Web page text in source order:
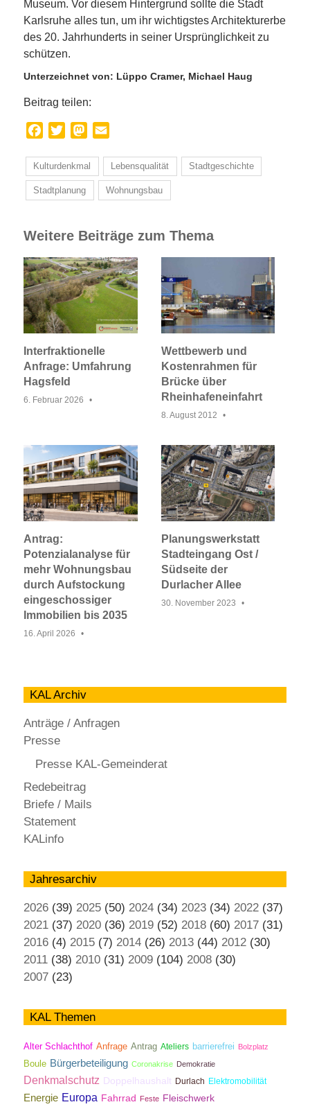
Museum. Vor diesem Hintergrund sollte die Stadt
Karlsruhe alles tun, um ihr wichtigstes Architekturerbe
des 20. Jahrhunderts in seiner Ursprünglichkeit zu
schützen.
Unterzeichnet von: Lüppo Cramer, Michael Haug
Beitrag teilen:
Facebook
TwitterMastodon
Kulturdenkmal Lebensqualität Stadtgeschichte
Stadtplanung Wohnungsbau
Weitere Beiträge zum Thema
Interfraktionelle
Anfrage: Umfahrung
Hagsfeld
6. Februar 2026
Wettbewerb und
Kostenrahmen für
Brücke über
Rheinhafeneinfahrt
8. August 2012
Antrag:
Potenzialanalyse für
mehr Wohnungsbau
durch Aufstockung
eingeschossiger
Immobilien bis 2035
16. April 2026
Planungswerkstatt
Stadteingang Ost /
Südseite der
Durlacher Allee
30. November 2023
KAL Archiv
Anträge / Anfragen
Presse
Presse KAL-Gemeinderat
Redebeitrag
Briefe / Mails
Statement
KALinfo
Jahresarchiv
2026 (39) 2025 (50) 2024 (34) 2023 (34) 2022 (37)
2021 (37) 2020 (36) 2019 (52) 2018 (60) 2017 (31)
2016 (4) 2015 (7) 2014 (26) 2013 (44) 2012 (30)
2011 (38) 2010 (31) 2009 (104) 2008 (30)
2007 (23)
KAL Themen
Alter Schlachthof Anfrage Antrag Ateliers barrierefrei Bolzplatz
Boule Bürgerbeteiligung Coronakrise Demokratie
Denkmalschutz Doppelhaushalt Durlach Elektromobilität
Energie Europa Fahrrad Feste Fleischwerk